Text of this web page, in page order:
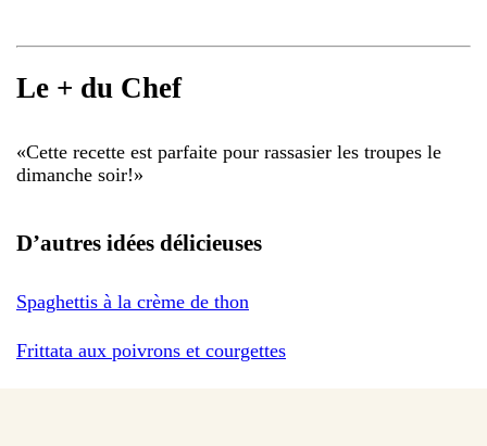
Le + du Chef
«Cette recette est parfaite pour rassasier les troupes le
dimanche soir!»
D’autres idées délicieuses
Spaghettis à la crème de thon
Frittata aux poivrons et courgettes